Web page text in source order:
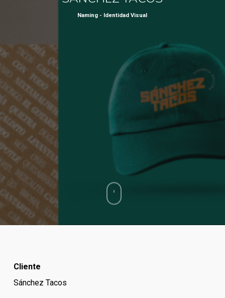
Naming - Identidad Visual
Cliente
Sánchez Tacos